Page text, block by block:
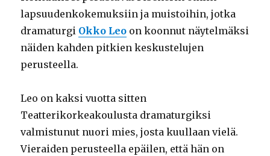
lapsuudenkokemuksiin ja muistoihin, jotka
dramaturgi Okko Leo on koonnut näytelmäksi
näiden kahden pitkien keskustelujen
perusteella.
Leo on kaksi vuotta sitten
Teatterikorkeakoulusta dramaturgiksi
valmistunut nuori mies, josta kuullaan vielä.
Vieraiden perusteella epäilen, että hän on